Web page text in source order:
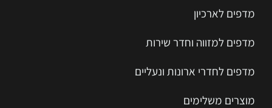
מדפים לארכיון
מדפים למזווה וחדר שירות
מדפים לחדרי ארונות ונעליים
מוצרים משלימים